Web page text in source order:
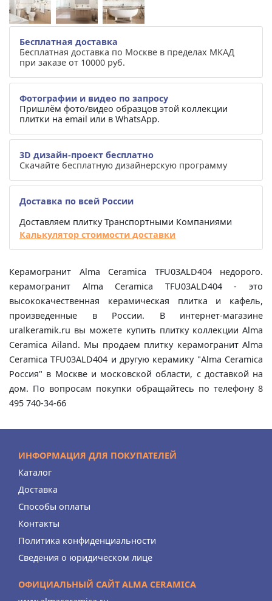
Бесплатная доставка
Бесплатная доставка по Москве в пределах МКАД
при заказе от 10000 руб.
Фотографии и видео по запросу
Пришлём фото/видео образцов этой коллекции
плитки на email или в WhatsApp.
3D дизайн-проект бесплатно
Скачайте бесплатную дизайнерскую программу
Доставка по всей России
Доставляем плитку Транспортными Компаниями
Калькулятор стоимости доставки
Керамогранит Alma Ceramica TFU03ALD404 недорого.
керамогранит Alma Ceramica TFU03ALD404 - это
высококачественная керамическая плитка и кафель,
произведенные в России. В интернет-магазине
uralkeramik.ru вы можете купить плитку коллекции Alma
Ceramica Ailand. Мы продаем плитку керамогранит Alma
Ceramica TFU03ALD404 и другую керамику "Alma Ceramica
Россия" в Москве и московской области, с доставкой на
дом. По вопросам покупки обращайтесь по телефону 8
495 740-34-66
ИНФОРМАЦИЯ ДЛЯ ПОКУПАТЕЛЕЙ
Каталог
Доставка
Способы оплаты
Контакты
Политика конфиденциальности
Сведения о юридическом лице
ОФИЦИАЛЬНЫЙ САЙТ ALMA CERAMICA